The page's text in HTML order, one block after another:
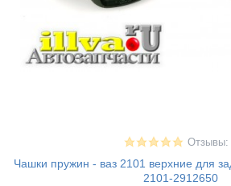
Отзывы:
Чашки пружин - ваз 2101 верхние для
2101-2912650